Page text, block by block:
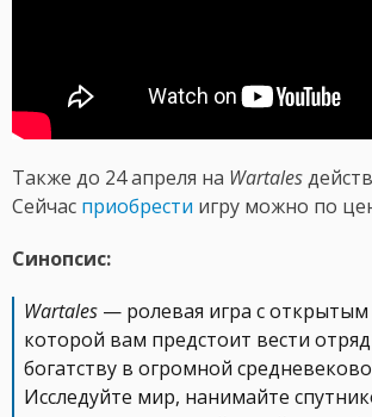
Также до 24 апреля на Wartales
Сейчас приобрести игру можно по
Синопсис:
Wartales — ролевая игра с
которой вам предстоит вести
богатству в огромной
Исследуйте мир, нанимайте